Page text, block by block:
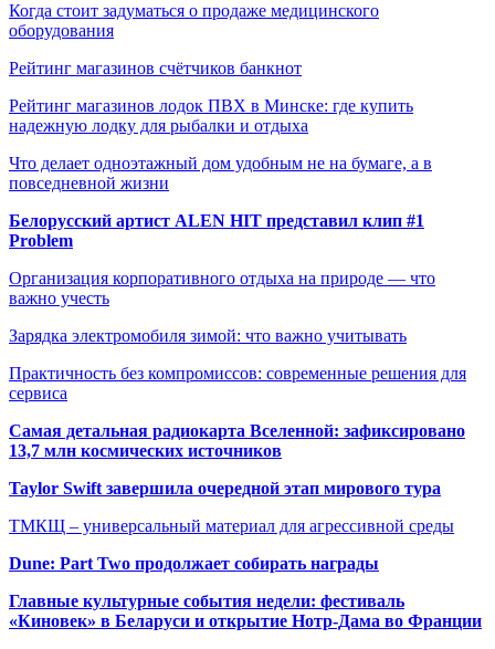
Когда стоит задуматься о продаже медицинского
оборудования
Рейтинг магазинов счётчиков банкнот
Рейтинг магазинов лодок ПВХ в Минске: где купить
надежную лодку для рыбалки и отдыха
Что делает одноэтажный дом удобным не на бумаге, а в
повседневной жизни
Белорусский артист ALEN HIT представил клип #1
Problem
Организация корпоративного отдыха на природе — что
важно учесть
Зарядка электромобиля зимой: что важно учитывать
Практичность без компромиссов: современные решения для
сервиса
Самая детальная радиокарта Вселенной: зафиксировано
13,7 млн космических источников
Taylor Swift завершила очередной этап мирового тура
ТМКЩ – универсальный материал для агрессивной среды
Dune: Part Two продолжает собирать награды
Главные культурные события недели: фестиваль
«Киновек» в Беларуси и открытие Нотр-Дама во Франции